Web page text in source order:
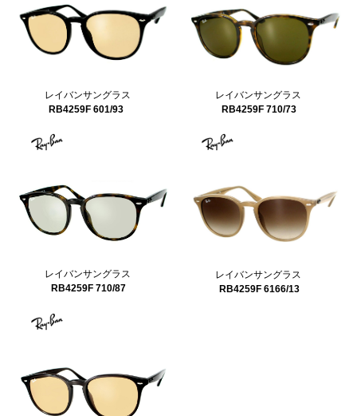
レイバンサングラス
RB4259F 601/93
レイバンサングラス
RB4259F 710/73
レイバンサングラス
RB4259F 710/87
レイバンサングラス
RB4259F 6166/13